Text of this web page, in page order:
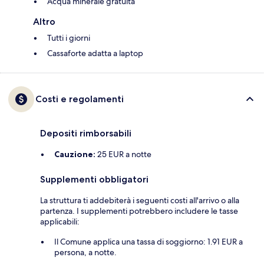
Altro
Tutti i giorni
Cassaforte adatta a laptop
Costi e regolamenti
Depositi rimborsabili
Cauzione: 25 EUR a notte
Supplementi obbligatori
La struttura ti addebiterà i seguenti costi all'arrivo o alla
partenza. I supplementi potrebbero includere le tasse
applicabili:
Il Comune applica una tassa di soggiorno: 1.91 EUR a
persona, a notte.